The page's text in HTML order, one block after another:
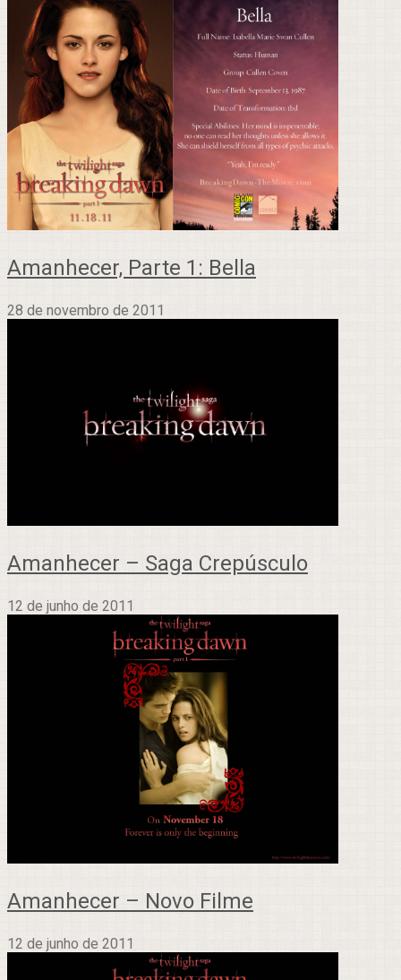
Amanhecer, Parte 1: Bella
28 de novembro de 2011
Amanhecer – Saga Crepúsculo
12 de junho de 2011
Amanhecer – Novo Filme
12 de junho de 2011